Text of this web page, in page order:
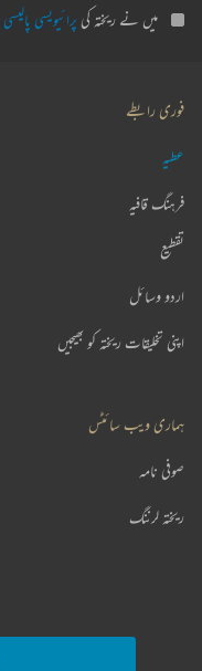
میں نے ریختہ کی پرائیویسی پالیسی
فوری رابطے
عطیہ
فرہنگ قافیہ
تقطیع
اردو وسائل
اپنی تخلیقات ریختہ کو بھیجیں
ہماری ویب سائٹس
صوفی نامہ
ریختہ لرننگ